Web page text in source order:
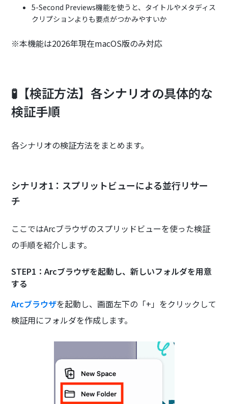
5-Second Previews機能を使うと、タイトルやメタディス
クリプションよりも要点がつかみやすいか
※本機能は2026年現在macOS版のみ対応
🧪【検証方法】各シナリオの具体的な
検証手順
各シナリオの検証方法をまとめます。
シナリオ1：スプリットビューによる並行リサー
チ
ここではArcブラウザのスプリッドビューを使った検証
の手順を紹介します。
STEP1：Arcブラウザを起動し、新しいフォルダを用意
する
Arcブラウザを起動し、画面左下の「+」をクリックして
検証用にフォルダを作成します。